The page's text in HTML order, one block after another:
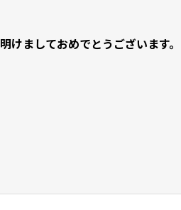
明けましておめでとうございます。